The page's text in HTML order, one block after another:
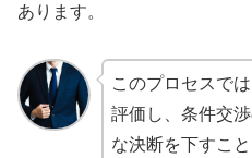
あります。
このプロセスで
評価し、条件交
な決断を下すこと